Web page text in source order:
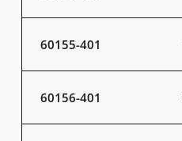
60155-401
60156-401